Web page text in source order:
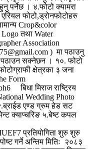
पर्नेछ । ४.फोटो क्यामरा
फोटो,ड्रोनफोटोहरु
Crop&color
तथा Water
Association
) मा पठाउनु
पठाउन सक्नेछन । १०. फोटो
क्षेत्रका ३ जना
Form
बिधा मिराज राष्ट्रिय
Wedding Photo
एण्ड ग्रुम हेड सट
क्याप्चरिङ ५.बेष्ट कपल
प्रतियोगिता शुरु शुरु
गर्ने अन्तिम मितिः २०८३